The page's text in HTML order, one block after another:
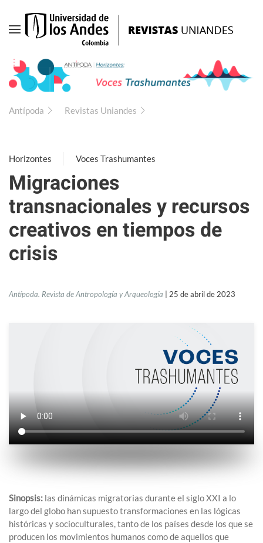
Ir
contenido
principal
Antípoda Revistas Uniandes
Horizontes Voces Trashumantes
Migraciones
transnacionales y recursos
creativos en tiempos de
crisis
Antípoda. Revista de Antropología y Arqueología 25 deabrilde 2023
Sinopsis: las dinámicas migratorias durante el siglo XXI a lo
largo del globo han supuesto transformaciones en las lógicas
históricas y socioculturales,tanto de los países desde los que se
producen los movimientos humanos como de aquellos que